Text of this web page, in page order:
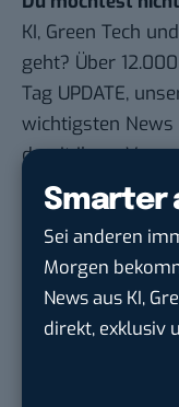
Smarter
Sei anderen
Morgen
News aus KI,
direkt, exklusiv
KI, Green Tech
geht? Über
Tag UPDATE,
wichtigsten News
damit ihren
kostenlos